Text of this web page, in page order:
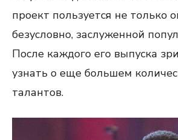
проект пользуется не только
безусловно, заслуженной
После каждого его выпуска
узнать о еще большем
талантов.